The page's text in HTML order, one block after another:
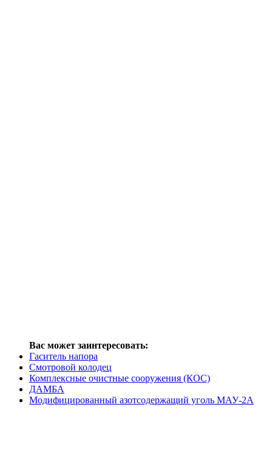
Вас может заинтересовать:
Гаситель напора
Смотровой колодец
Комплексные очистные сооружения (КОС)
ДАМБА
Модифицированный азотсодержащий уголь МАУ-2А